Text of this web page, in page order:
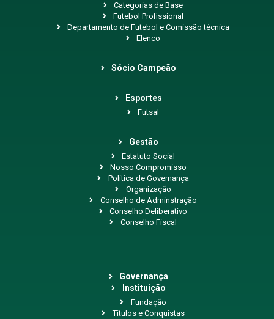
Categorias de Base
Futebol Profissional
Departamento de Futebol e Comissão técnica
Elenco
Sócio Campeão
Esportes
Futsal
Gestão
Estatuto Social
Nosso Compromisso
Política de Governança
Organização
Conselho de Adminstração
Conselho Deliberativo
Conselho Fiscal
Governança
Instituição
Fundação
Títulos e Conquistas